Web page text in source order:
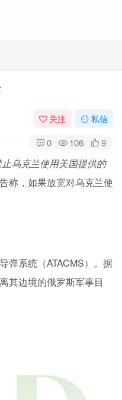
关注 私信
0 106 9
乌克兰使用美国提供的
称，如果放宽对乌克兰使
弹系统（ATACMS）。据
其边境的俄罗斯军事目